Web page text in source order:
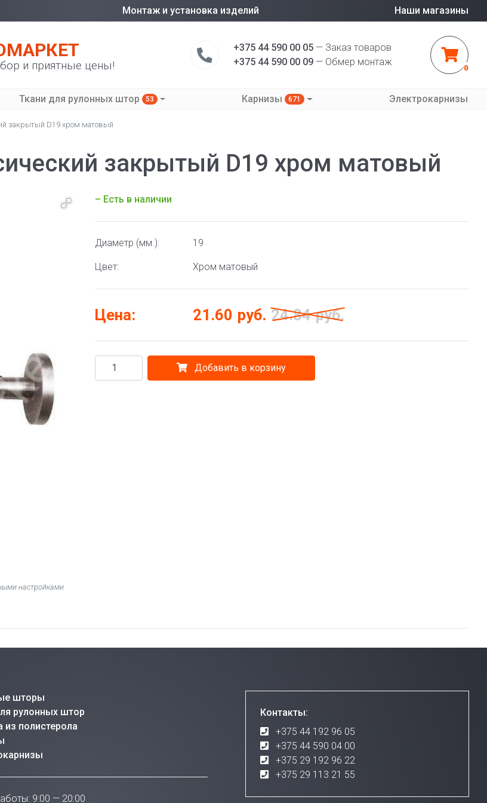
Монтаж и установка изделий Наши магазины
и приятные цены!
+375 44 590 00 05 — Заказ товаров
+375 44 590 00 09 — Обмер монтаж
0
Ткани для рулонных штор 53 Карнизы 671 Электрокарнизы
закрытый D19 хром матовый
закрытый D19 хром матовый
настройками
– Есть в наличии
Диаметр (мм.): 19
Цвет: Хром матовый
Цена: 21.60 руб. 24.84 руб.
Добавить в корзину
шторы
рулонных штор
из полистерола
9:00 — 20:00
Контакты:
+375 44 192 96 05
+375 44 590 04 00
+375 29 192 96 22
+375 29 113 21 55